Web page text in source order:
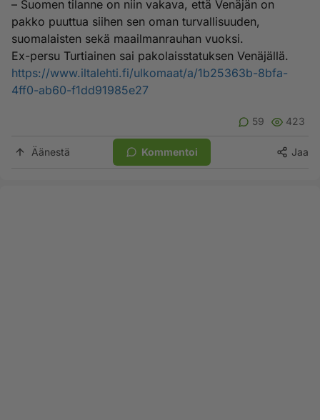
– Suomen tilanne on niin vakava, että Venäjän on
pakko puuttua siihen sen oman turvallisuuden,
suomalaisten sekä maailmanrauhan vuoksi.
Ex-persu Turtiainen sai pakolaisstatuksen Venäjällä.
https://www.iltalehti.fi/ulkomaat/a/1b25363b-8bfa-
4ff0-ab60-f1dd91985e27
59 423
Äänestä Kommentoi Jaa